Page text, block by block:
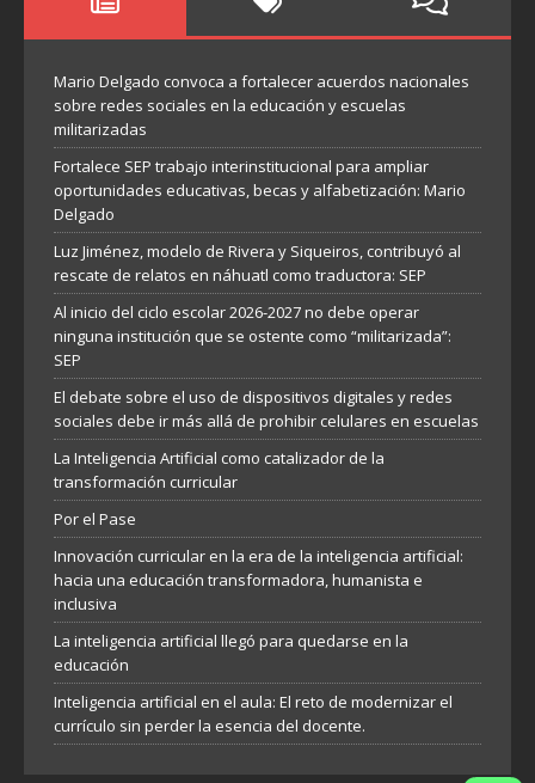
Mario Delgado convoca a fortalecer acuerdos nacionales
sobre redes sociales en la educación y escuelas
militarizadas
Fortalece SEP trabajo interinstitucional para ampliar
oportunidades educativas, becas y alfabetización: Mario
Delgado
Luz Jiménez, modelo de Rivera y Siqueiros, contribuyó al
rescate de relatos en náhuatl como traductora: SEP
Al inicio del ciclo escolar 2026-2027 no debe operar
ninguna institución que se ostente como “militarizada”:
SEP
El debate sobre el uso de dispositivos digitales y redes
sociales debe ir más allá de prohibir celulares en escuelas
La Inteligencia Artificial como catalizador de la
transformación curricular
Por el Pase
Innovación curricular en la era de la inteligencia artificial:
hacia una educación transformadora, humanista e
inclusiva
La inteligencia artificial llegó para quedarse en la
educación
Inteligencia artificial en el aula: El reto de modernizar el
currículo sin perder la esencia del docente.